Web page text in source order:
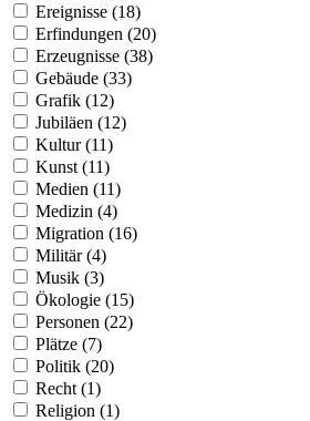
Ereignisse (18)
Erfindungen (20)
Erzeugnisse (38)
Gebäude (33)
Grafik (12)
Jubiläen (12)
Kultur (11)
Kunst (11)
Medien (11)
Medizin (4)
Migration (16)
Militär (4)
Musik (3)
Ökologie (15)
Personen (22)
Plätze (7)
Politik (20)
Recht (1)
Religion (1)